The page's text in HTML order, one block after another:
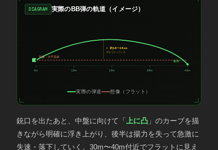
DIAGRAM 実際のBB弾の軌道（イメージ）
0m 10m 20m 30m 40m
想像：水平直線
↑ 約10〜20cm
浮き上がっている
着弾
実際の弾道 想像（フラット）
銃口を出たあと、中盤に向けて「 上に凸」のカーブを描
きながら明確に浮き上がり、後半は揚力を失って急激に
失速・落下していく。30m〜40m付近でフラットに見え